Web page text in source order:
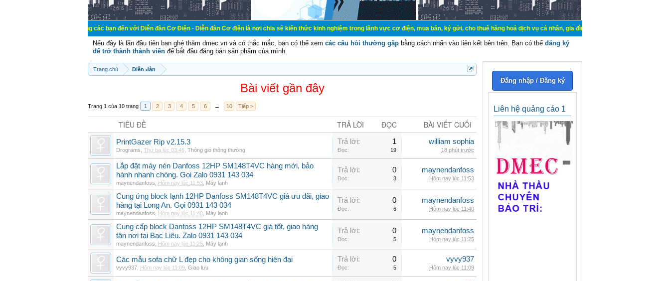
Chào mừng các bạn đến với Diễn đàn Cơ Điện - Diễn đàn Cơ điện là nơi chia sẽ kiến thức kinh nghiệm trong lãnh vực cơ điện, mua bán, ký gửi, cho thuê hàng hoá dịch vụ cá nhân, gia đình. Mua bán, ký gửi, cho thuê thiết bị
Nếu đây là lần đầu tiên bạn ghé thăm dmec.vn và có thắc mắc, bạn có thể xem các câu hỏi thường gặp bằng cách nhấn vào liên kết bên trên. Bạn có thể đăng ký
để trở thành thành viên để bắt đầu đăng bán sản phẩm của mình.
Trang chủ Diễn đàn
Bài viết gần đây
Trang 1 của 10 trang 1 2 3 4 5 6 → 10 Tiếp >
TIÊU ĐỀ TRẢ LỜI ĐỌC BÀI VIẾT CUỐI
PrintGazer Rip v2.15.3
Drograms Thứ ba lúc 03:46 Thông gió thông thường
Trả lời: 1
Đọc: 19
william sophia
18 phút trước
Lắp đặt máy nén Danfoss 12HP SM148T4VC hàng mới, bảo
hành nhanh chóng. Gọi Zalo 0931 143 034
maynendanfoss Hôm nay lúc 11:53 Máy lạnh
Trả lời: 0
Đọc: 3
maynendanfoss
Hôm nay lúc 11:53
Cung ứng block lạnh 12HP Danfoss SM148T4VC giá ưu đãi, giao
hàng tại Long An. Gọi 0931 143 034
maynendanfoss Hôm nay lúc 11:40 Máy lạnh
Trả lời: 0
Đọc: 6
maynendanfoss
Hôm nay lúc 11:40
Cung cấp block Danfoss 12HP SM148T4VC giá tốt, giao hàng
tận nơi tại Bạc Liêu. Zalo 0931 143 034
maynendanfoss Hôm nay lúc 11:25 Máy lạnh
Trả lời: 0
Đọc: 5
maynendanfoss
Hôm nay lúc 11:25
Các mẫu sofa chữ L đẹp cho không gian sống hiện đại
vyvy937 Hôm nay lúc 11:09 Giao lưu
Trả lời: 0
Đọc: 5
vyvy937
Hôm nay lúc 11:09
Đăng nhập / Đăng ký
Liên hệ quảng cáo 1